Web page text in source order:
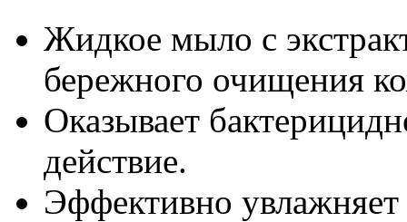
Жидкое мыло с
бережного очищения
Оказывает
действие.
Эффективно увлажняет